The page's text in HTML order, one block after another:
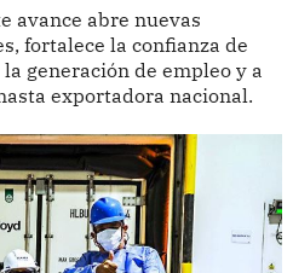
avance abre nuevas
fortalece la confianza de
generación de empleo y a
exportadora nacional.